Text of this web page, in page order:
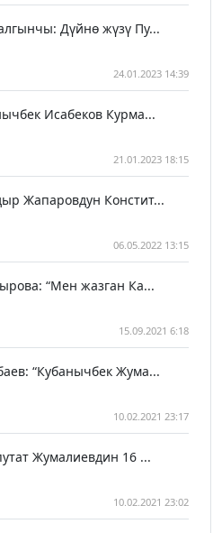
Дүйнө жүзү Пу...
24.01.2023 14:39
Исабеков Курма...
21.01.2023 18:15
Жапаровдун Констит...
06.05.2022 13:15
“Мен жазган Ка...
15.09.2021 6:18
“Кубанычбек Жума...
10.02.2021 23:17
Жумалиевдин 16 ...
10.02.2021 23:02